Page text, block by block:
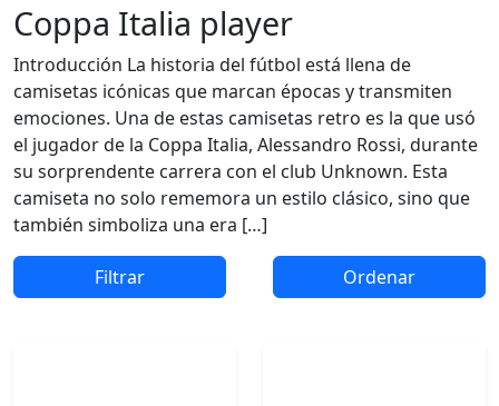
Coppa Italia player
Introducción La historia del fútbol está llena de
camisetas icónicas que marcan épocas y transmiten
emociones. Una de estas camisetas retro es la que usó
el jugador de la Coppa Italia, Alessandro Rossi, durante
su sorprendente carrera con el club Unknown. Esta
camiseta no solo rememora un estilo clásico, sino que
también simboliza una era […]
Filtrar Ordenar